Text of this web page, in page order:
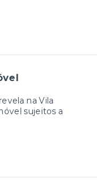
na Vila
sujeitos a